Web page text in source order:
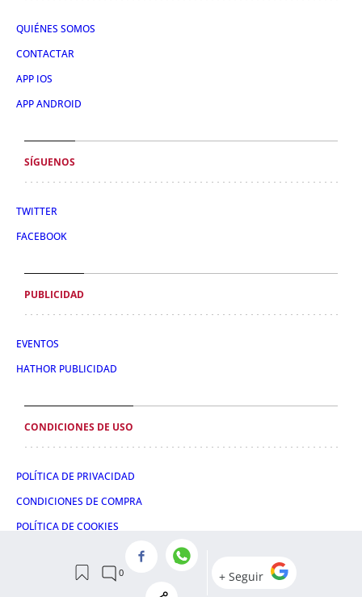
QUIÉNES SOMOS
CONTACTAR
APP IOS
APP ANDROID
SÍGUENOS
TWITTER
FACEBOOK
PUBLICIDAD
EVENTOS
HATHOR PUBLICIDAD
CONDICIONES DE USO
POLÍTICA DE PRIVACIDAD
CONDICIONES DE COMPRA
POLÍTICA DE COOKIES